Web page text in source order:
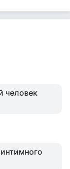
человек